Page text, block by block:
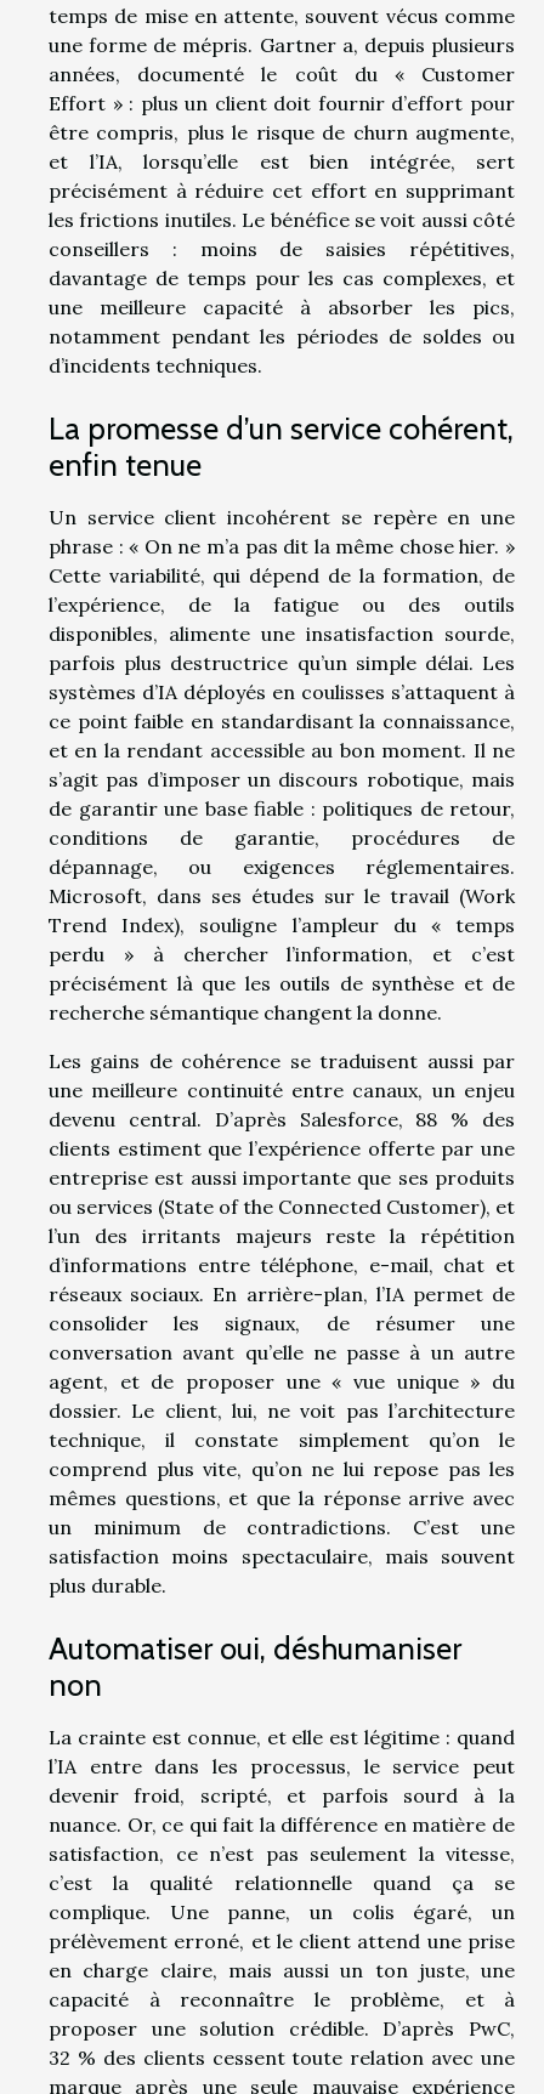
temps de mise en attente, souvent vécus comme
une forme de mépris. Gartner a, depuis plusieurs
années, documenté le coût du « Customer
Effort » : plus un client doit fournir d’effort pour
être compris, plus le risque de churn augmente,
et l’IA, lorsqu’elle est bien intégrée, sert
précisément à réduire cet effort en supprimant
les frictions inutiles. Le bénéfice se voit aussi côté
conseillers : moins de saisies répétitives,
davantage de temps pour les cas complexes, et
une meilleure capacité à absorber les pics,
notamment pendant les périodes de soldes ou
d’incidents techniques.
La promesse d’un service cohérent,
enfin tenue
Un service client incohérent se repère en une
phrase : « On ne m’a pas dit la même chose hier. »
Cette variabilité, qui dépend de la formation, de
l’expérience, de la fatigue ou des outils
disponibles, alimente une insatisfaction sourde,
parfois plus destructrice qu’un simple délai. Les
systèmes d’IA déployés en coulisses s’attaquent à
ce point faible en standardisant la connaissance,
et en la rendant accessible au bon moment. Il ne
s’agit pas d’imposer un discours robotique, mais
de garantir une base fiable : politiques de retour,
conditions de garantie, procédures de
dépannage, ou exigences réglementaires.
Microsoft, dans ses études sur le travail (Work
Trend Index), souligne l’ampleur du « temps
perdu » à chercher l’information, et c’est
précisément là que les outils de synthèse et de
recherche sémantique changent la donne.
Les gains de cohérence se traduisent aussi par
une meilleure continuité entre canaux, un enjeu
devenu central. D’après Salesforce, 88 % des
clients estiment que l’expérience offerte par une
entreprise est aussi importante que ses produits
ou services (State of the Connected Customer), et
l’un des irritants majeurs reste la répétition
d’informations entre téléphone, e-mail, chat et
réseaux sociaux. En arrière-plan, l’IA permet de
consolider les signaux, de résumer une
conversation avant qu’elle ne passe à un autre
agent, et de proposer une « vue unique » du
dossier. Le client, lui, ne voit pas l’architecture
technique, il constate simplement qu’on le
comprend plus vite, qu’on ne lui repose pas les
mêmes questions, et que la réponse arrive avec
un minimum de contradictions. C’est une
satisfaction moins spectaculaire, mais souvent
plus durable.
Automatiser oui, déshumaniser
non
La crainte est connue, et elle est légitime : quand
l’IA entre dans les processus, le service peut
devenir froid, scripté, et parfois sourd à la
nuance. Or, ce qui fait la différence en matière de
satisfaction, ce n’est pas seulement la vitesse,
c’est la qualité relationnelle quand ça se
complique. Une panne, un colis égaré, un
prélèvement erroné, et le client attend une prise
en charge claire, mais aussi un ton juste, une
capacité à reconnaître le problème, et à
proposer une solution crédible. D’après PwC,
32 % des clients cessent toute relation avec une
marque après une seule mauvaise expérience